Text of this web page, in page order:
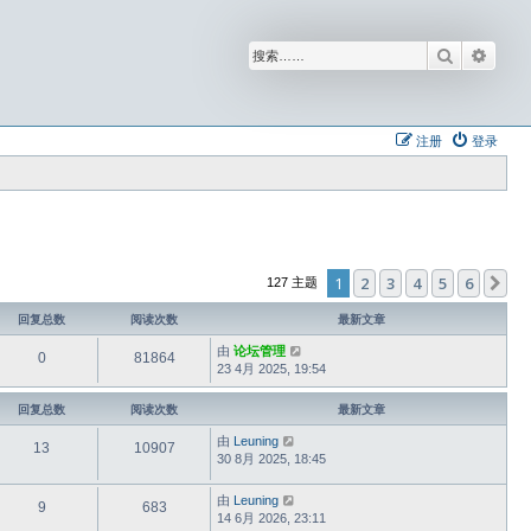
搜索
登录
注册
127 主题 1 2 3 4 5 6
回复总数 阅读次数 最新文章
0 81864 由 论坛管理
23 4月 2025, 19:54
回复总数 阅读次数 最新文章
13 10907 由 Leuning
30 8月 2025, 18:45
9 683 由 Leuning
14 6月 2026, 23:11